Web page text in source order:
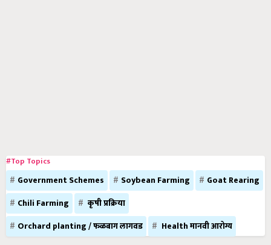
#Top Topics
Government Schemes Soybean Farming
Goat Rearing
Chili Farming
कृषी प्रक्रिया
Orchard planting / फळबाग लागवड
Health मानवी आरोग्य